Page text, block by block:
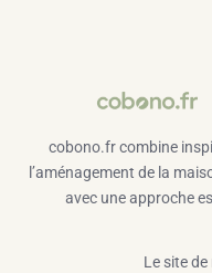
cobono.fr combine
l’aménagement de la
avec une approche
Le site